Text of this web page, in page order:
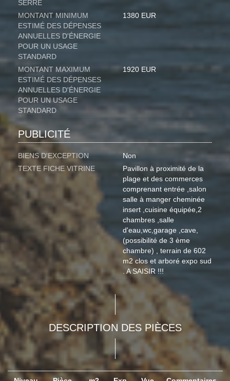
SERRE
MONTANT MINIMUM
ESTIMÉ DES DÉPENSES
ANNUELLES D'ÉNERGIE
POUR UN USAGE
STANDARD
1380 EUR
MONTANT MAXIMUM
ESTIMÉ DES DÉPENSES
ANNUELLES D'ÉNERGIE
POUR UN USAGE
STANDARD
1920 EUR
PUBLICITÉ
BIENS D'EXCEPTION
Non
TEXTE FICHE VITRINE
Pavillon à proximité de la
plage et des commerces
comprenant entrée ,salon
salle à manger cheminée
insert ,cuisine équipée,2
chambres ,salle
d'eau,wc,garage ,cave,
(possibilité de 3 ème
chambre) , terrain de 602
m2 clos et arboré expo sud
. A SAISIR !!!
DESCRIPTION DES PIÈCES